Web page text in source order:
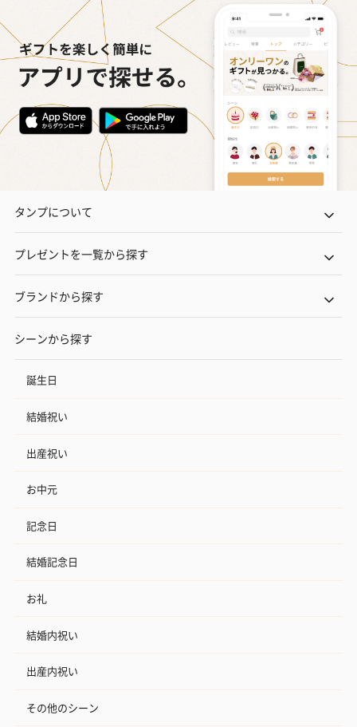
タンプについて
プレゼントを一覧から探す
ブランドから探す
シーンから探す
誕生日
結婚祝い
出産祝い
お中元
記念日
結婚記念日
お礼
結婚内祝い
出産内祝い
その他のシーン